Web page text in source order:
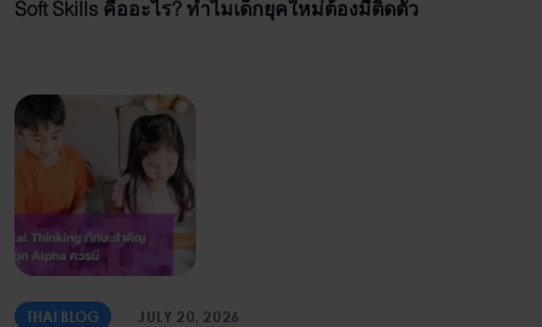
Soft Skills คืออะไร? ทำไมเด็กยุคใหม่ต้องมีติดตัว
THAI BLOG JULY 20, 2026